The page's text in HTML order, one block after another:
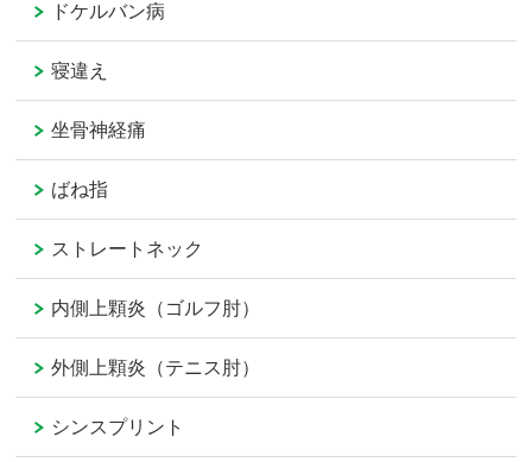
ドケルバン病
寝違え
坐骨神経痛
ばね指
ストレートネック
内側上顆炎（ゴルフ肘）
外側上顆炎（テニス肘）
シンスプリント